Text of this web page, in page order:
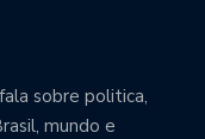
sobre politica,
mundo e